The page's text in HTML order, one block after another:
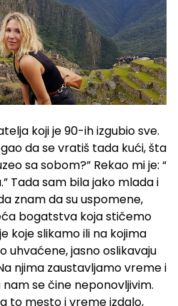
koji je 90-ih izgubio sve.
da se vratiš tada kući, šta
sa sobom?” Rekao mi je: “
Tada sam bila jako mlada i
znam da su uspomene,
bogatstva koja stičemo
koje slikamo ili na kojima
uhvaćene, jasno oslikavaju
njima zaustavljamo vreme i
se čine neponovljivim.
to mesto i vreme izdalo,